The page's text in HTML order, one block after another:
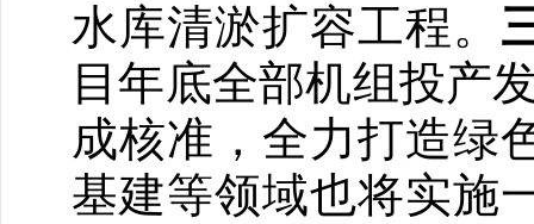
水库清淤扩容工程。
目年底全部机组投产
成核准，全力打造绿
基建等领域也将实施